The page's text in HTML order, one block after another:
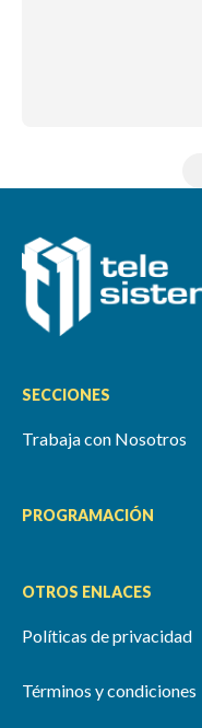
SECCIONES
Trabaja con Nosotros
PROGRAMACIÓN
OTROS ENLACES
Políticas de privacidad
Términos y condiciones